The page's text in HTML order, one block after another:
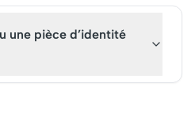
une pièce d’identité